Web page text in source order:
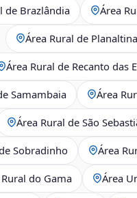
de Brazlândia Área
Área Rural de Planaltina
Área Rural de Recanto das
Samambaia Área
Área Rural de São
Sobradinho Área
do Gama Área